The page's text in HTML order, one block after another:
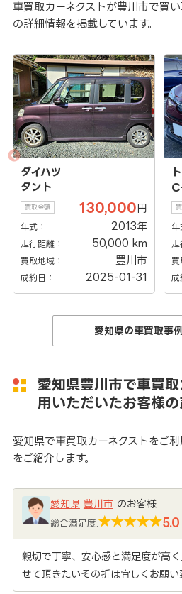
車買取カーネクストが豊川市で買
の詳細情報を掲載しています。
ダイハツ
タント
買取金額 130,000 円
年式： 2013年
走行距離： 50,000 km
買取地域： 豊川市
成約日： 2025-01-31
年
走
買
成
愛知県の車買取事
愛知県豊川市で車買取
用いただいたお客様の
愛知県で車買取カーネクストをご
をご紹介します。
愛知県 豊川市 のお客様
総合満足度: 5.0
親切で丁寧、安心感と満足度が高
せて頂きたいその折は宜しくお願い